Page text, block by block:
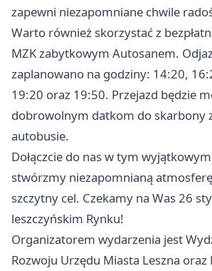
zapewni niezapomniane chwile
Warto również skorzystać z
MZK zabytkowym Autosanem.
zaplanowano na godziny: 14:20,
19:20 oraz 19:50. Przejazd będzie
dobrowolnym datkom do skarbony
autobusie.
Dołączcie do nas w tym
stwórzmy niezapomnianą
szczytny cel. Czekamy na Was 26
leszczyńskim Rynku!
Organizatorem wydarzenia jest
Rozwoju Urzędu Miasta Leszna oraz